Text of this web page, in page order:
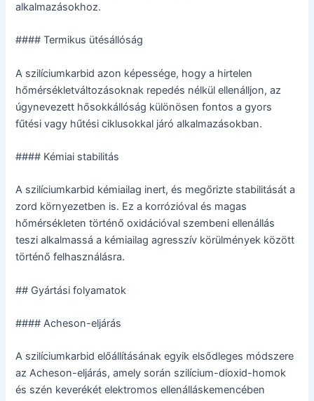
alkalmazásokhoz.
#### Termikus ütésállóság
A szilíciumkarbid azon képessége, hogy a hirtelen
hőmérsékletváltozásoknak repedés nélkül ellenálljon, az
úgynevezett hősokkállóság különösen fontos a gyors
fűtési vagy hűtési ciklusokkal járó alkalmazásokban.
#### Kémiai stabilitás
A szilíciumkarbid kémiailag inert, és megőrizte stabilitását a
zord környezetben is. Ez a korrózióval és magas
hőmérsékleten történő oxidációval szembeni ellenállás
teszi alkalmassá a kémiailag agresszív körülmények között
történő felhasználásra.
## Gyártási folyamatok
#### Acheson-eljárás
A szilíciumkarbid előállításának egyik elsődleges módszere
az Acheson-eljárás, amely során szilícium-dioxid-homok
és szén keverékét elektromos ellenálláskemencében